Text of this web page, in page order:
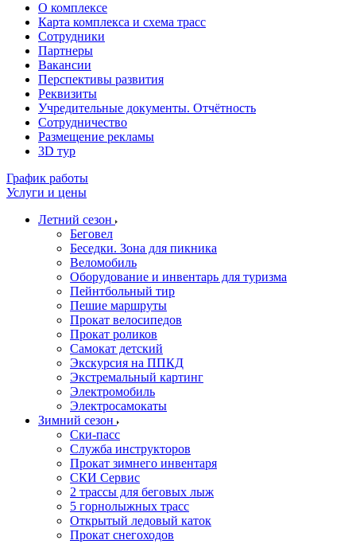
О комплексе
Карта комплекса и схема трасс
Сотрудники
Партнеры
Вакансии
Перспективы развития
Реквизиты
Учредительные документы. Отчётность
Сотрудничество
Размещение рекламы
3D тур
График работы
Услуги и цены
Летний сезон
Беговел
Беседки. Зона для пикника
Веломобиль
Оборудование и инвентарь для туризма
Пейнтбольный тир
Пешие маршруты
Прокат велосипедов
Прокат роликов
Самокат детский
Экскурсия на ППКД
Экстремальный картинг
Электромобиль
Электросамокаты
Зимний сезон
Ски-пасс
Служба инструкторов
Прокат зимнего инвентаря
СКИ Сервис
2 трассы для беговых лыж
5 горнолыжных трасс
Открытый ледовый каток
Прокат снегоходов